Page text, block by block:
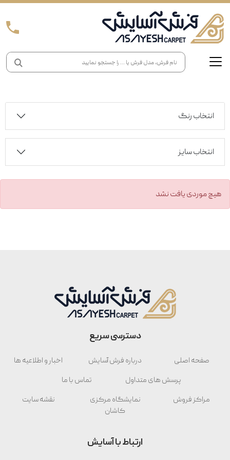
انتخاب رنگ
انتخاب سایز
هیچ موردی یافت نشد
دسترسی سریع
صفحه اصلی درباره فرش آسایش
اخبار و اطلاعیه ها
پرسش های متداول
تماس با ما
مراکز فروش
نمایشگاه مرکزی
کاشان
نقشه سایت
ارتباط با آسایش